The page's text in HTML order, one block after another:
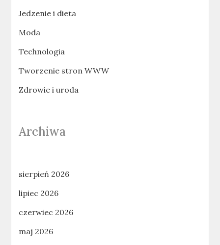
Jedzenie i dieta
Moda
Technologia
Tworzenie stron WWW
Zdrowie i uroda
Archiwa
sierpień 2026
lipiec 2026
czerwiec 2026
maj 2026